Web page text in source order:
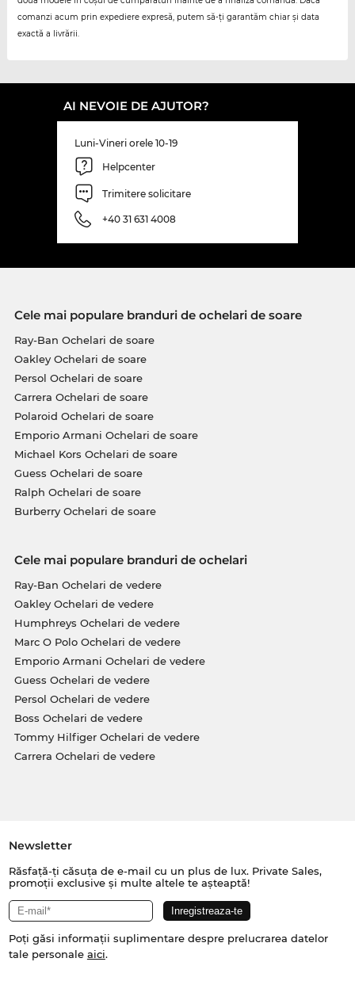
comanzi acum prin expediere expresă, putem să-ți garantăm chiar și data
exactă a livrării.
AI NEVOIE DE AJUTOR?
Luni-Vineri orele 10-19
Helpcenter
Trimitere solicitare
+40 31 631 4008
Cele mai populare branduri de ochelari de soare
Ray-Ban Ochelari de soare
Oakley Ochelari de soare
Persol Ochelari de soare
Carrera Ochelari de soare
Polaroid Ochelari de soare
Emporio Armani Ochelari de soare
Michael Kors Ochelari de soare
Guess Ochelari de soare
Ralph Ochelari de soare
Burberry Ochelari de soare
Cele mai populare branduri de ochelari
Ray-Ban Ochelari de vedere
Oakley Ochelari de vedere
Humphreys Ochelari de vedere
Marc O Polo Ochelari de vedere
Emporio Armani Ochelari de vedere
Guess Ochelari de vedere
Persol Ochelari de vedere
Boss Ochelari de vedere
Tommy Hilfiger Ochelari de vedere
Carrera Ochelari de vedere
Newsletter
Răsfață-ți căsuța de e-mail cu un plus de lux. Private Sales,
promoții exclusive și multe altele te așteaptă!
Poți găsi informații suplimentare despre prelucrarea datelor
tale personale aici.